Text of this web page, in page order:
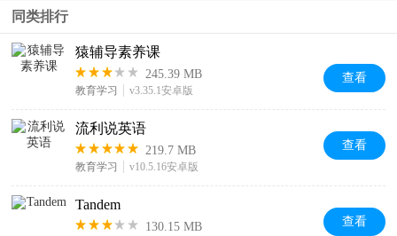
同类排行
猿辅导素养课
245.39 MB
教育学习 v3.35.1安卓版
查看
流利说英语
219.7 MB
教育学习 v10.5.16安卓版
查看
Tandem
130.15 MB 查看